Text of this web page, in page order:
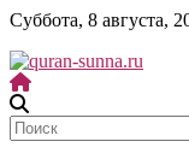
Skip
content
Суббота, 8 августа,
quran-
sunna.ru